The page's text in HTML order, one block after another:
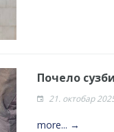
Почелo
21. октобар
more... →